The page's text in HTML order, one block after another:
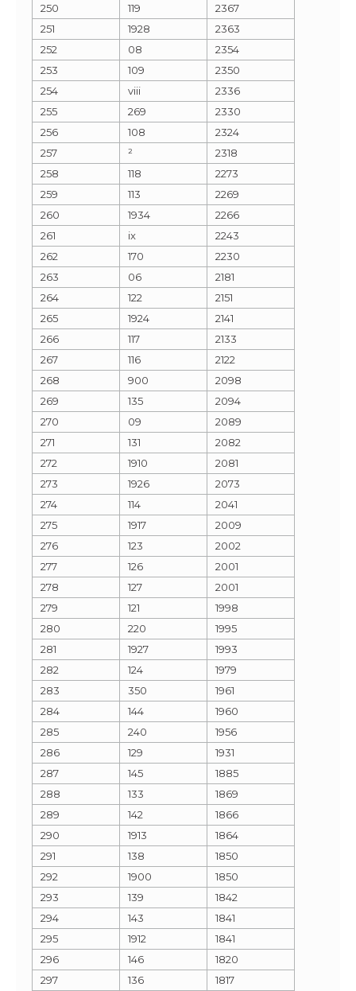
250
119
2367
251
1928
2363
252
08
2354
253
109
2350
254
viii
2336
255
269
2330
256
108
2324
257
²
2318
258
118
2273
259
113
2269
260
1934
2266
261
ix
2243
262
170
2230
263
06
2181
264
122
2151
265
1924
2141
266
117
2133
267
116
2122
268
900
2098
269
135
2094
270
09
2089
271
131
2082
272
1910
2081
273
1926
2073
274
114
2041
275
1917
2009
276
123
2002
277
126
2001
278
127
2001
279
121
1998
280
220
1995
281
1927
1993
282
124
1979
283
350
1961
284
144
1960
285
240
1956
286
129
1931
287
145
1885
288
133
1869
289
142
1866
290
1913
1864
291
138
1850
292
1900
1850
293
139
1842
294
143
1841
295
1912
1841
296
146
1820
297
136 1817